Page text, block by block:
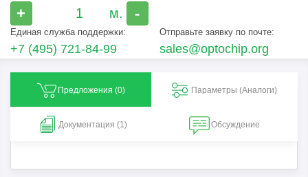
+ -
Единая служба поддержки:
+7 (495) 721-84-99
Отправьте заявку по почте:
sales@optochip.org
Предложения (0) Параметры (Aналоги)
Документация (1) Обсуждение